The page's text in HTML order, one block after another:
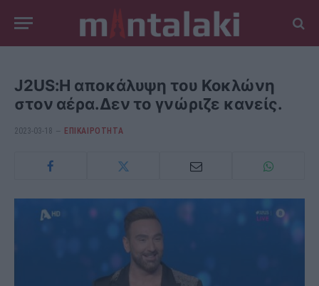
J2US:Η αποκάλυψη του Κοκλώνη
στον αέρα.Δεν το γνώριζε κανείς.
2023-03-18 ΕΠΙΚΑΙΡΟΤΗΤΑ